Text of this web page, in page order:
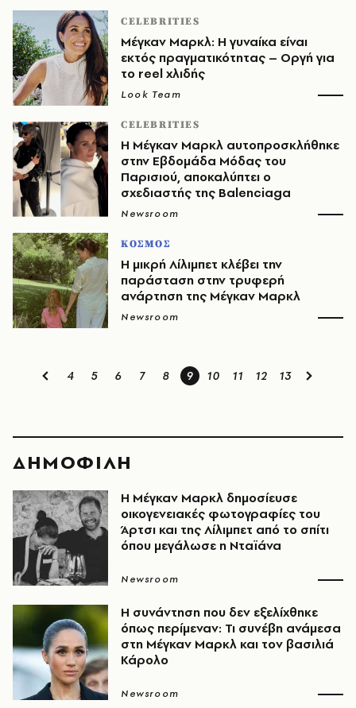
CELEBRITIES
Μέγκαν Μαρκλ: Η γυναίκα είναι
εκτός πραγματικότητας – Οργή για
το reel χλιδής
Look Team
CELEBRITIES
Η Μέγκαν Μαρκλ αυτοπροσκλήθηκε
στην Εβδομάδα Μόδας του
Παρισιού, αποκαλύπτει ο
σχεδιαστής της Balenciaga
Newsroom
ΚΟΣΜΟΣ
Η μικρή Λίλιμπετ κλέβει την
παράσταση στην τρυφερή
ανάρτηση της Μέγκαν Μαρκλ
Newsroom
4 5 6 7 8 9 10 11 12 13
ΔΗΜΟΦΙΛΗ
Η Μέγκαν Μαρκλ δημοσίευσε
οικογενειακές φωτογραφίες του
Άρτσι και της Λίλιμπετ από το σπίτι
όπου μεγάλωσε η Νταϊάνα
Newsroom
Η συνάντηση που δεν εξελίχθηκε
όπως περίμεναν: Τι συνέβη ανάμεσα
στη Μέγκαν Μαρκλ και τον βασιλιά
Κάρολο
Newsroom